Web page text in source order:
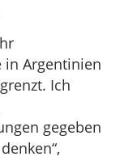
Argentinien
Ich
gegeben